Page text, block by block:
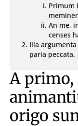
Primum
An me,
censes
Illa
paria peccata.
A primo,
origo